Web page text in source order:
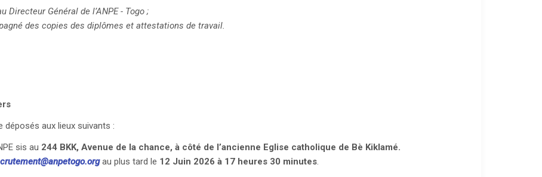
Général de l’ANPE - Togo ;
des copies des diplômes et attestations de travail.
aux lieux suivants :
sis au 244 BKK, Avenue de la chance, à côté de l’ancienne Eglise catholique de Bè Kiklamé.
au plus tard le 12 Juin 2026 à 17 heures 30 minutes.